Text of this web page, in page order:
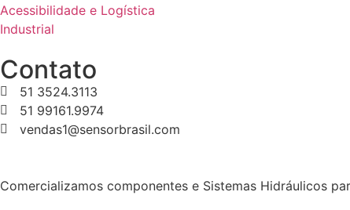
Acessibilidade e Logística
Industrial
Contato
51 3524.3113
51 99161.9974
vendas1@sensorbrasil.com
Comercializamos componentes e Sistemas Hidráulicos